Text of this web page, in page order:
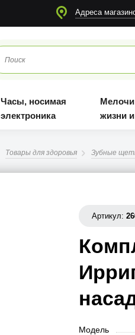
Адреса
Часы, носимая
электроника
жизни
Товары для здоровья Зубные
Артикул:
Модель